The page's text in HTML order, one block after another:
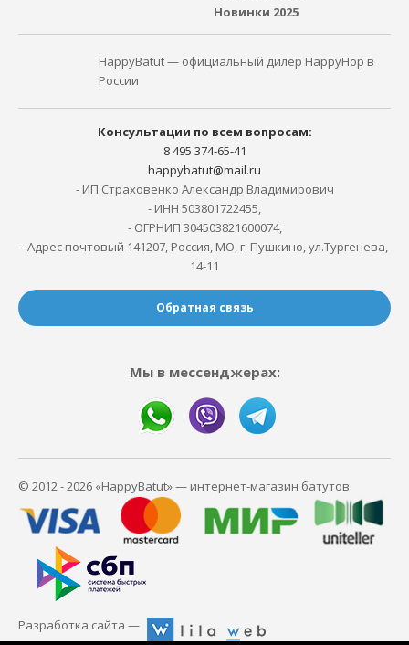
Новинки 2025
HappyBatut — официальный дилер HappyHop в
России
Консультации по всем вопросам:
8 495 374-65-41
happybatut@mail.ru
- ИП Страховенко Александр Владимирович
- ИНН 503801722455,
- ОГРНИП 304503821600074,
- Адрес почтовый 141207, Россия, МО, г. Пушкино, ул.Тургенева,
14-11
Обратная связь
Мы в мессенджерах:
© 2012 - 2026 «HappyBatut» — интернет-магазин батутов
Разработка сайта —